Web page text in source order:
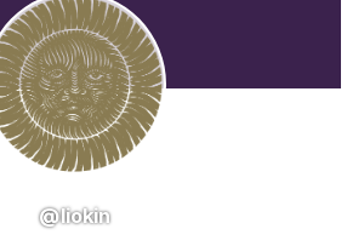
@liokin